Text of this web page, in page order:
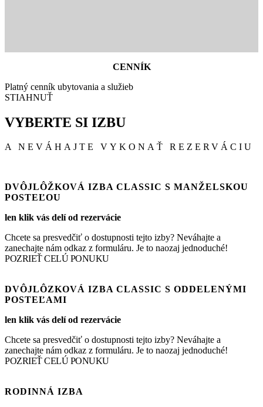
Rezervácie
+421 915 868 453
CENNÍK
Platný cenník ubytovania a služieb
STIAHNUŤ
VYBERTE SI IZBU
A NEVÁHAJTE VYKONAŤ REZERVÁCIU
DVÔJLÔŽKOVÁ IZBA CLASSIC S MANŽELSKOU
POSTEĽOU
len klik vás delí od rezervácie
Chcete sa presvedčiť o dostupnosti tejto izby? Neváhajte a
zanechajte nám odkaz z formuláru. Je to naozaj jednoduché!
POZRIEŤ CELÚ PONUKU
DVÔJLÔZKOVÁ IZBA CLASSIC S ODDELENÝMI
POSTEĽAMI
len klik vás delí od rezervácie
Chcete sa presvedčiť o dostupnosti tejto izby? Neváhajte a
zanechajte nám odkaz z formuláru. Je to naozaj jednoduché!
POZRIEŤ CELÚ PONUKU
RODINNÁ IZBA